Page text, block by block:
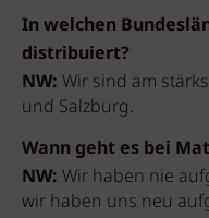
In welchen
distribuiert?
NW: Wir sind am
und Salzburg.
Wann geht es bei
NW: Wir haben nie
wir haben uns neu